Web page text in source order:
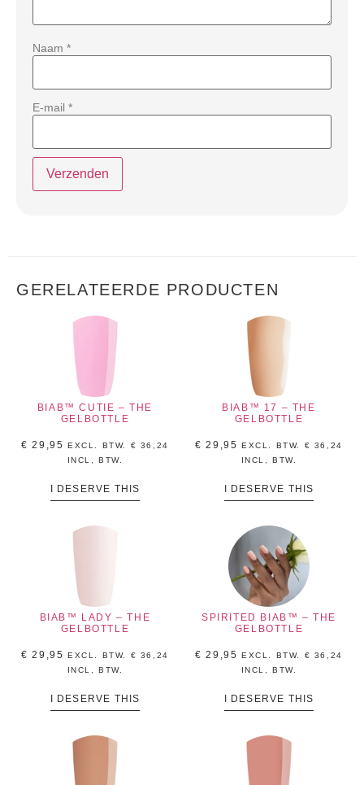
Naam *
E-mail *
GERELATEERDE PRODUCTEN
BIAB™ CUTIE – THE
GELBOTTLE
€ 29,95 EXCL. BTW. € 36,24
INCL, BTW.
I DESERVE THIS
BIAB™ 17 – THE
GELBOTTLE
€ 29,95 EXCL. BTW. € 36,24
INCL, BTW.
I DESERVE THIS
BIAB™ LADY – THE
GELBOTTLE
€ 29,95 EXCL. BTW. € 36,24
INCL, BTW.
I DESERVE THIS
SPIRITED BIAB™ – THE
GELBOTTLE
€ 29,95 EXCL. BTW. € 36,24
INCL, BTW.
I DESERVE THIS